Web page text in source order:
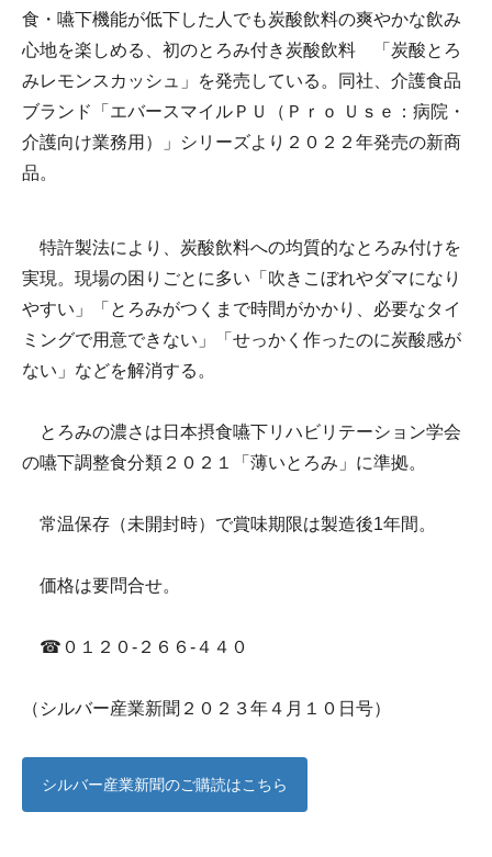
食・嚥下機能が低下した人でも炭酸飲料の爽やかな飲み
心地を楽しめる、初のとろみ付き炭酸飲料 「炭酸とろ
みレモンスカッシュ」を発売している。同社、介護食品
ブランド「エバースマイルＰＵ（Ｐｒｏ Ｕｓｅ：病院・
介護向け業務用）」シリーズより２０２２年発売の新商
品。
特許製法により、炭酸飲料への均質的なとろみ付けを
実現。現場の困りごとに多い「吹きこぼれやダマになり
やすい」「とろみがつくまで時間がかかり、必要なタイ
ミングで用意できない」「せっかく作ったのに炭酸感が
ない」などを解消する。
とろみの濃さは日本摂食嚥下リハビリテーション学会
の嚥下調整食分類２０２１「薄いとろみ」に準拠。
常温保存（未開封時）で賞味期限は製造後1年間。
価格は要問合せ。
☎０１２０-２６６-４４０
（シルバー産業新聞２０２３年４月１０日号）
シルバー産業新聞のご購読はこちら